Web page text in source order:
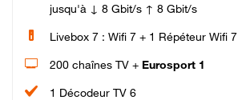
jusqu'à ↓ 8 Gbit/s ↑ 8 Gbit/s
Livebox 7 : Wifi 7 + 1 Répéteur Wifi 7
200 chaînes TV + Eurosport 1
1 Décodeur TV 6